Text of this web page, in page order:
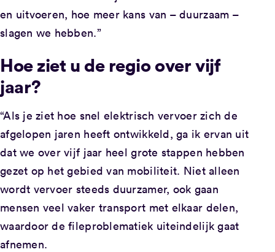
en uitvoeren, hoe meer kans van – duurzaam –
slagen we hebben.”
Hoe ziet u de regio over vijf
jaar?
“Als je ziet hoe snel elektrisch vervoer zich de
afgelopen jaren heeft ontwikkeld, ga ik ervan uit
dat we over vijf jaar heel grote stappen hebben
gezet op het gebied van mobiliteit. Niet alleen
wordt vervoer steeds duurzamer, ook gaan
mensen veel vaker transport met elkaar delen,
waardoor de fileproblematiek uiteindelijk gaat
afnemen.